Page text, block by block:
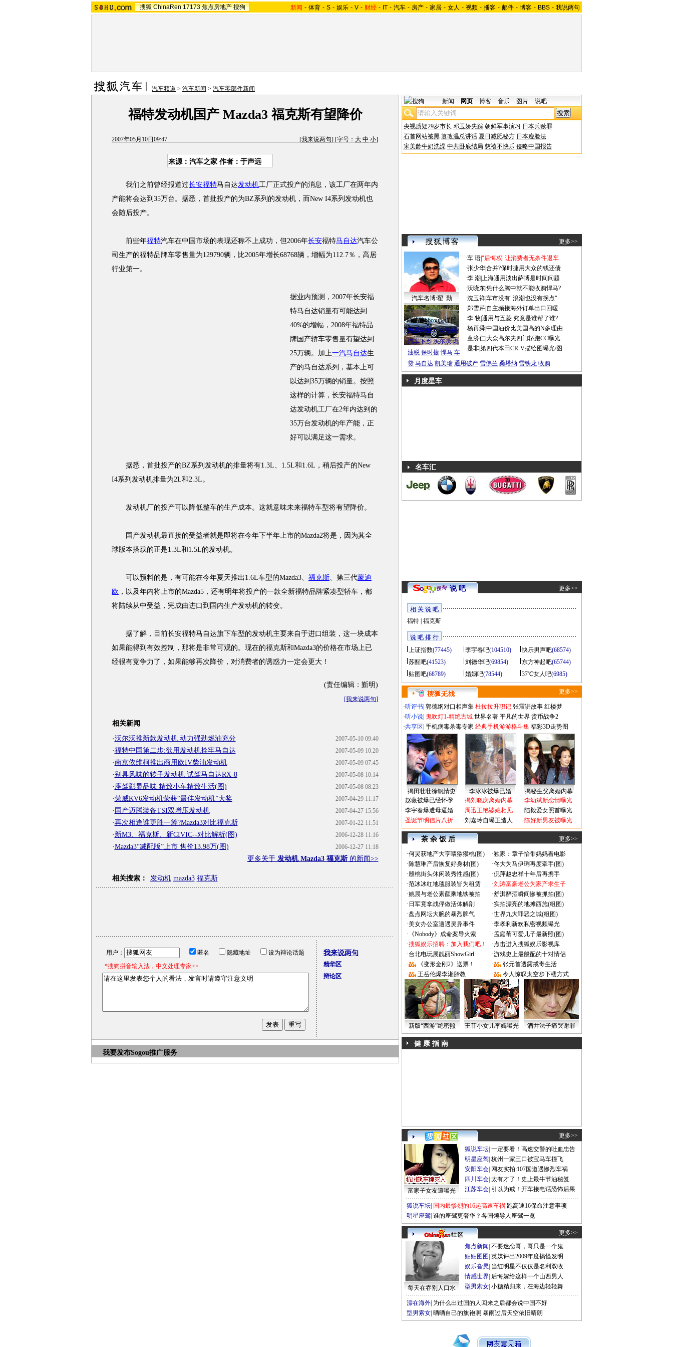
搜狐 ChinaRen 17173 焦点房地产 搜狗 新闻 - 体育 - S - 娱乐 - V - 财经 - IT - 汽车 - 房产 - 家居 - 女人 - 视频 - 播客 - 邮件 - 博客 - BBS - 我说两句
汽车频道 > 汽车新闻 > 汽车零部件新闻
福特发动机国产 Mazda3 福克斯有望降价
2007年05月10日09:47 [我来说两句] [字号： 大 中 小]
来源：汽车之家 作者：于声远
我们之前曾经报道过长安福特马自达发动机工厂正式投产的消息，该工厂在两年内
产能将会达到35万台。据悉，首批投产的为BZ系列的发动机，而New I4系列发动机也
会随后投产。
前些年福特汽车在中国市场的表现还称不上成功，但2006年长安福特马自达汽车公
司生产的福特品牌车零售量为129790辆，比2005年增长68768辆，增幅为112.7％，高居
行业第一。
据业内预测，2007年长安福
特马自达销量有可能达到
40%的增幅，2008年福特品
牌国产轿车零售量有望达到
25万辆。加上一汽马自达生
产的马自达系列，基本上可
以达到35万辆的销量。按照
这样的计算，长安福特马自
达发动机工厂在2年内达到的
35万台发动机的年产能，正
好可以满足这一需求。
据悉，首批投产的BZ系列发动机的排量将有1.3L、1.5L和1.6L，稍后投产的New
I4系列发动机排量为2L和2.3L。
发动机厂的投产可以降低整车的生产成本。这就意味未来福特车型将有望降价。
国产发动机最直接的受益者就是即将在今年下半年上市的Mazda2将是，因为其全
球版本搭载的正是1.3L和1.5L的发动机。
可以预料的是，有可能在今年夏天推出1.6L车型的Mazda3、 福克斯、第三代蒙迪
欧 ，以及年内将上市的Mazda5，还有明年将投产的一款全新福特品牌紧凑型轿车，都
将陆续从中受益，完成由进口到国内生产发动机的转变。
据了解，目前长安福特马自达旗下车型的发动机主要来自于进口组装，这一块成本
如果能得到有效控制，那将是非常可观的。现在的福克斯和Mazda3的价格在市场上已
经很有竞争力了，如果能够再次降价，对消费者的诱惑力一定会更大！
(责任编辑：斳明)
[我来说两句]
相关新闻
2007-05-10 09:40
·沃尔沃推新款发动机 动力强劲燃油充分
2007-05-09 10:20
·福特中国第二步:欲用发动机拴牢马自达
2007-05-09 07:45
·南京依维柯推出商用欧IV柴油发动机
2007-05-08 10:14
·别具风味的转子发动机 试驾马自达RX-8
2007-05-08 08:23
· 座驾彰显品味 精致小车精致生活(图)
2007-04-29 11:17
·荣威KV6发动机荣获“最佳发动机”大奖
2007-04-27 15:56
· 国产迈腾装备TSI双增压发动机
2007-01-22 11:51
·再次相逢谁更胜一筹?Mazda3对比福克斯
2006-12-28 11:16
· 新M3、福克斯、新CIVIC--对比解析(图)
2006-12-27 11:18
·Mazda3“减配版”上市 售价13.98万(图)
更多关于 发动机 Mazda3 福克斯的新闻>>
相关搜索： 发动机 mazda3 福克斯
用户： 匿名 隐藏地址
设为辩论话题
*搜狗拼音输入法，中文处理专家>>
我来说两句
精华区
辩论区
我要发布Sogou推广服务
新闻 网页 博客 音乐 图片 说吧
央视质疑29岁市长 邓玉娇失踪 朝鲜军事演习 日本兵赎罪
石首网站被黑 篡改温总讲话 夏日减肥秘方 日本瘦脸法
宋美龄牛奶洗澡 中共卧底结局 慈禧不快乐 侵略中国报告
更多>>
汽车名博:翟 勤
帕萨特b6coupe谍照
·车 语|"后悔权"让消费者无条件退车
·张少华|合并?保时捷用大众的钱还债
·李 潮 上海通用淡出萨博是时间问题
·沃晓东|凭什么腾中就不能收购悍马?
·沈玉祥|车市没有"浪潮也没有拐点"
·郑雪芹| 自主频接海外订单出口回暖
·李 牧|通用与五菱 究竟是谁帮了谁?
·杨再舜|中国油价比美国高的N多理由
·童济仁|大众高尔夫四门轿跑CC曝光
·是非|第四代本田CR-V描绘图曝光/图
热点标签： 车船税
汽车下乡 沃尔沃 燃
油税 保时捷 悍马 车
贷 马自达 凯美瑞 通用破产 雪佛兰 桑塔纳 雪铁龙 收购
月度星车
名车汇
说 吧 更多>>
相 关 说 吧
福特| 福克斯
说 吧 排 行
上证指数(77445) 李宇春吧(104510) 快乐男声吧(68574)
苏醒吧(41523) 刘德华吧(69854) 东方神起吧(65744)
贴图吧(68789) 婚姻吧(78544) 37℃女人吧(6985)
更多>>
·听评书 郭德纲对口相声集 杜拉拉升职记 张震讲故事 红楼梦
·听小说 鬼吹灯1-精绝古城 世界名著 平凡的世界 货币战争2
·共享区 手机病毒杀毒专家 经典手机游游格斗集 福彩3D走势图
揭田壮壮徐帆情史 李冰冰被爆已婚
揭秘生父离婚内幕
·赵薇被爆已经怀孕
·李宇春爆遭母逼婚
·圣诞节明信片八折
·揭刘晓庆离婚内幕
·周迅王艳婆媳相见
·刘嘉玲自曝正造人
·李幼斌新恋情曝光
·陆毅爱女照首曝光
·陈好新男友被曝光
茶 余 饭 后 更多>>
·何炅获地产大亨喂猕猴桃(图) ·独家：章子怡带妈妈看电影
·陈慧琳产后恢复好身材(图) ·佟大为马伊琍再度牵手(图)
·殷桃街头休闲装秀性感(图) ·倪萍赵忠祥十年后再携手
·范冰冰红地毯服装皆为租赁 ·刘涛富豪老公为家产求生子
·姚晨与老公素颜乘地铁被拍 ·舒淇醉酒瞬间惨被抓拍(图)
· 日军竟拿战俘做活体解剖 ·实拍漂亮的地摊西施(组图)
·盘点网坛大腕的暴烈脾气 ·世界九大罪恶之城(组图)
·美女办公室遭遇灵异事件 ·李孝利新欢私密视频曝光
· 《Nobody》成命案导火索 ·孟庭苇可爱儿子最新照(图)
·搜狐娱乐招聘：加入我们吧！ ·点击进入搜狐娱乐影视库
·台北电玩展靓丽ShowGirl ·游戏史上最般配的十对情侣
·
《变形金刚2》送票！ ·
张元首透露戒毒生活
·
王岳伦爆李湘胎教 · 令人惊叹太空步下楼方式
新版“西游”绝密照 王菲小女儿李嫣曝光 酒井法子痛哭谢罪
健 康 指 南
更多>>
富家子女友遭曝光
狐说车坛 一定要看！高速交警的吐血忠告
明星座驾 杭州一家三口被宝马车撞飞
安阳车会 网友实拍:107国道遇惨烈车祸
四川车会 太有才了！史上最牛节油秘笈
江苏车会 引以为戒！开车接电话恐怖后果
狐说车坛 国内最惨烈的16起高速车祸 跑高速16保命注意事项
明星座驾 谁的座驾更奢华？各国领导人座驾一览
更多>>
每天在吞别人口水
焦点新闻 不要迷恋哥，哥只是一个鬼
贴贴图图 英媒评出2009年度搞怪发明
娱乐旮旯 当红明星不仅仅是名利双收
情感世界 后悔嫁给这样一个山西男人
型男索女 小糖精归来，在海边轻轻舞
漂在海外 为什么出过国的人回来之后都会说中国不好
型男索女 晒晒自己的旗袍照 暴雨过后天空依旧晴朗